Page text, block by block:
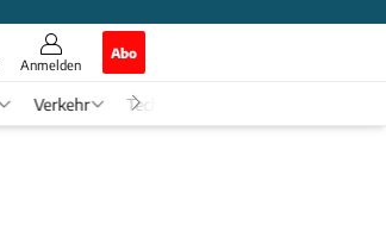
Anmelden
Abo
Verkehr Tech & Zukunft